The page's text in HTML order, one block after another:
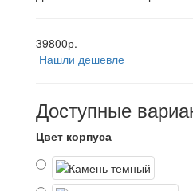
39800р.
Нашли дешевле
Доступные
Цвет корпуса